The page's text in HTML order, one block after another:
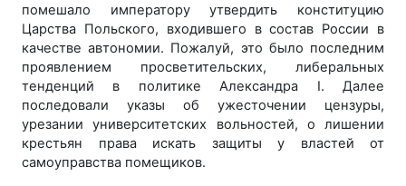
помешало императору утвердить конституцию
Царства Польского, входившего в состав России в
качестве автономии. Пожалуй, это было последним
проявлением просветительских, либеральных
тенденций в политике Александра I. Далее
последовали указы об ужесточении цензуры,
урезании университетских вольностей, о лишении
крестьян права искать защиты у властей от
самоуправства помещиков.